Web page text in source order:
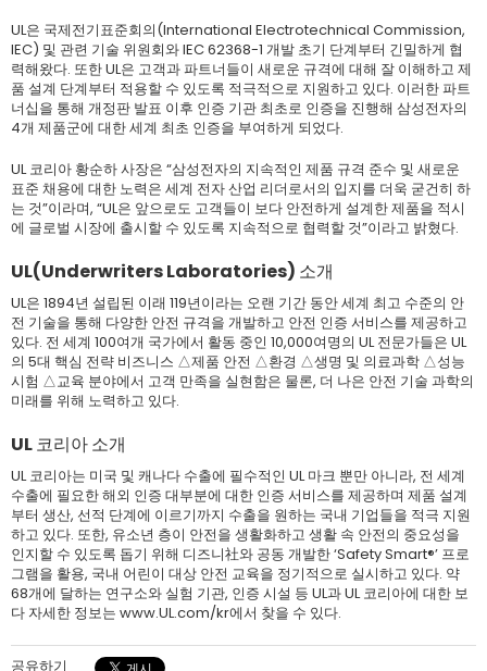
UL은 국제전기표준회의(International Electrotechnical Commission,
IEC) 및 관련 기술 위원회와 IEC 62368-1 개발 초기 단계부터 긴밀하게 협
력해왔다. 또한 UL은 고객과 파트너들이 새로운 규격에 대해 잘 이해하고 제
품 설계 단계부터 적용할 수 있도록 적극적으로 지원하고 있다. 이러한 파트
너십을 통해 개정판 발표 이후 인증 기관 최초로 인증을 진행해 삼성전자의
4개 제품군에 대한 세계 최초 인증을 부여하게 되었다.
UL 코리아 황순하 사장은 “삼성전자의 지속적인 제품 규격 준수 및 새로운
표준 채용에 대한 노력은 세계 전자 산업 리더로서의 입지를 더욱 굳건히 하
는 것”이라며, “UL은 앞으로도 고객들이 보다 안전하게 설계한 제품을 적시
에 글로벌 시장에 출시할 수 있도록 지속적으로 협력할 것”이라고 밝혔다.
UL(Underwriters Laboratories) 소개
UL은 1894년 설립된 이래 119년이라는 오랜 기간 동안 세계 최고 수준의 안
전 기술을 통해 다양한 안전 규격을 개발하고 안전 인증 서비스를 제공하고
있다. 전 세계 100여개 국가에서 활동 중인 10,000여명의 UL 전문가들은 UL
의 5대 핵심 전략 비즈니스 △제품 안전 △환경 △생명 및 의료과학 △성능
시험 △교육 분야에서 고객 만족을 실현함은 물론, 더 나은 안전 기술 과학의
미래를 위해 노력하고 있다.
UL 코리아 소개
UL 코리아는 미국 및 캐나다 수출에 필수적인 UL 마크 뿐만 아니라, 전 세계
수출에 필요한 해외 인증 대부분에 대한 인증 서비스를 제공하며 제품 설계
부터 생산, 선적 단계에 이르기까지 수출을 원하는 국내 기업들을 적극 지원
하고 있다. 또한, 유소년 층이 안전을 생활화하고 생활 속 안전의 중요성을
인지할 수 있도록 돕기 위해 디즈니社와 공동 개발한 ‘Safety Smart®’ 프로
그램을 활용, 국내 어린이 대상 안전 교육을 정기적으로 실시하고 있다. 약
68개에 달하는 연구소와 실험 기관, 인증 시설 등 UL과 UL 코리아에 대한 보
다 자세한 정보는 www.UL.com/kr에서 찾을 수 있다.
공유하기